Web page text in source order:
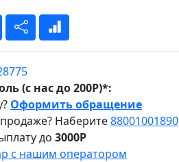
(с нас до 200Р)*:
Оформить обращение
Наберите88001001890
до 3000Р
с нашим оператором